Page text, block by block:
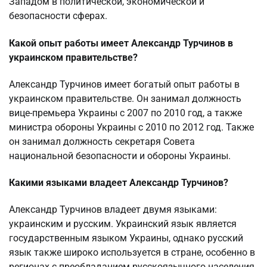
безопасности сферах.
Какой опыт работы имеет Александр Турчинов в
украинском правительстве?
Александр Турчинов имеет богатый опыт работы в
украинском правительстве. Он занимал должность
вице-премьера Украины с 2007 по 2010 год, а также
министра обороны Украины с 2010 по 2012 год. Также
он занимал должность секретаря Совета
национальной безопасности и обороны Украины.
Какими языками владеет Александр Турчинов?
Александр Турчинов владеет двумя языками:
украинским и русским. Украинский язык является
государственным языком Украины, однако русский
язык также широко используется в стране, особенно в